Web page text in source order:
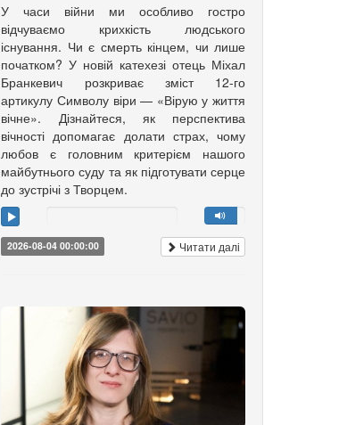
У часи війни ми особливо гостро
відчуваємо крихкість людського
існування. Чи є смерть кінцем, чи лише
початком? У новій катехезі отець Міхал
Бранкевич розкриває зміст 12-го
артикулу Символу віри — «Вірую у життя
вічне». Дізнайтеся, як перспектива
вічності допомагає долати страх, чому
любов є головним критерієм нашого
майбутнього суду та як підготувати серце
до зустрічі з Творцем.
2026-08-04 00:00:00 Читати далі